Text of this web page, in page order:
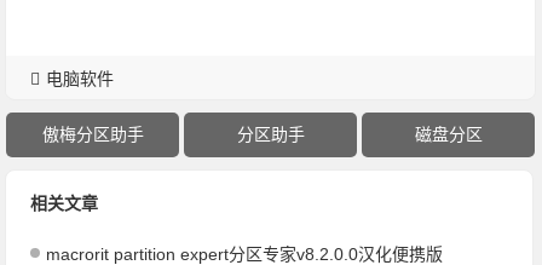
电脑软件
傲梅分区助手 分区助手 磁盘分区
相关文章
macrorit partition expert分区专家v8.2.0.0汉化便携版